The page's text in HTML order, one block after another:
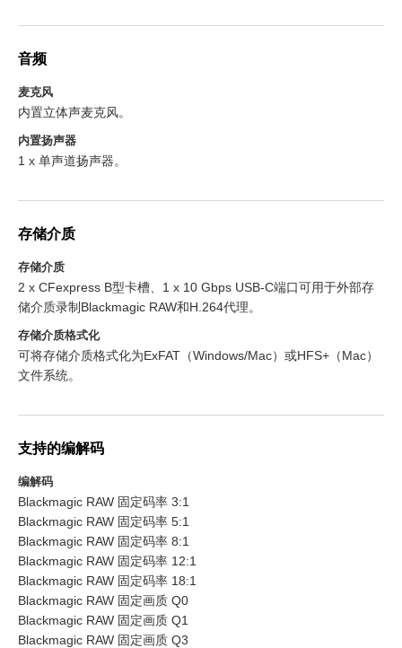
音频
麦克风
内置立体声麦克风。
内置扬声器
1 x 单声道扬声器。
存储介质
存储介质
2 x CFexpress B型卡槽、1 x 10 Gbps USB-C端口可用于外部存
储介质录制Blackmagic RAW和H.264代理。
存储介质格式化
可将存储介质格式化为ExFAT（Windows/Mac）或HFS+（Mac）
文件系统。
支持的编解码
编解码
Blackmagic RAW 固定码率 3:1
Blackmagic RAW 固定码率 5:1
Blackmagic RAW 固定码率 8:1
Blackmagic RAW 固定码率 12:1
Blackmagic RAW 固定码率 18:1
Blackmagic RAW 固定画质 Q0
Blackmagic RAW 固定画质 Q1
Blackmagic RAW 固定画质 Q3